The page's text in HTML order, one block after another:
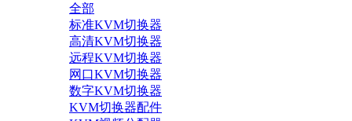
全部
标准KVM切换器
高清KVM切换器
远程KVM切换器
网口KVM切换器
数字KVM切换器
KVM切换器配件